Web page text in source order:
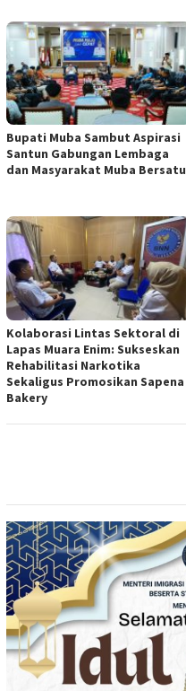
Bupati Muba Sambut Aspirasi
Santun Gabungan Lembaga
dan Masyarakat Muba Bersatu
Kolaborasi Lintas Sektoral di
Lapas Muara Enim: Sukseskan
Rehabilitasi Narkotika
Sekaligus Promosikan Sapena
Bakery